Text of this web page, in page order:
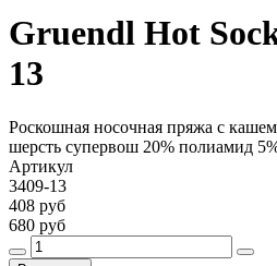
Gruendl Hot
13
Роскошная носочная пряжа с
шерсть супервош 20% полиамид
Артикул
3409-13
408 руб
680 руб